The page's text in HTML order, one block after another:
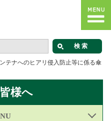
テナへのヒアリ侵入防止等に係る傘
様へ